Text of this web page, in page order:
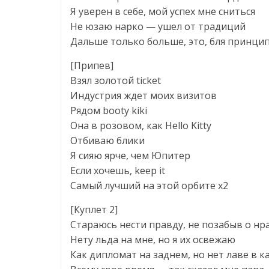
Я уверен в себе, мой успех мне сниться
Не юзаю нарко — ушел от традиций
Дальше только больше, это, бля принцип
[Припев]
Взял золотой ticket
Индустрия ждет моих визитов
Рядом booty kiki
Она в розовом, как Hello Kitty
Отбиваю блики
Я сияю ярче, чем Юпитер
Если хочешь, keep it
Самый лучший на этой орбите x2
[Куплет 2]
Стараюсь нести правду, не позабыв о
Нету льда на мне, но я их освежаю
Как дипломат на заднем, но нет лаве в